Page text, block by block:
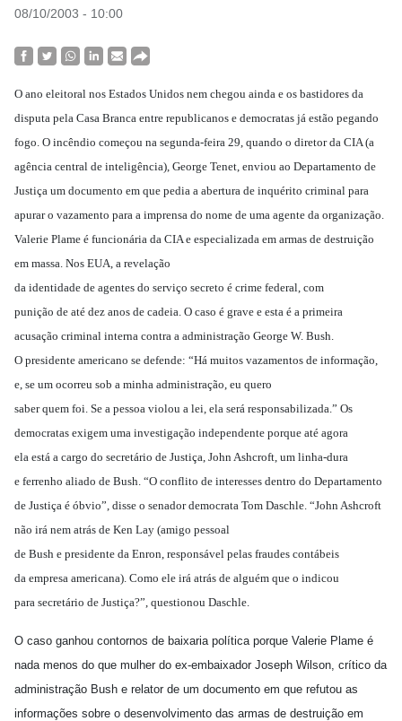
08/10/2003 - 10:00
O ano eleitoral nos Estados Unidos nem chegou ainda e os bastidores da
disputa pela Casa Branca entre republicanos e democratas já estão pegando
fogo. O incêndio começou na segunda-feira 29, quando o diretor da CIA (a
agência central de inteligência), George Tenet, enviou ao Departamento de
Justiça um documento em que pedia a abertura de inquérito criminal para
apurar o vazamento para a imprensa do nome de uma agente da organização.
Valerie Plame é funcionária da CIA e especializada em armas de destruição
em massa. Nos EUA, a revelação
da identidade de agentes do serviço secreto é crime federal, com
punição de até dez anos de cadeia. O caso é grave e esta é a primeira
acusação criminal interna contra a administração George W. Bush.
O presidente americano se defende: “Há muitos vazamentos de informação,
e, se um ocorreu sob a minha administração, eu quero
saber quem foi. Se a pessoa violou a lei, ela será responsabilizada.” Os
democratas exigem uma investigação independente porque até agora
ela está a cargo do secretário de Justiça, John Ashcroft, um linha-dura
e ferrenho aliado de Bush. “O conflito de interesses dentro do Departamento
de Justiça é óbvio”, disse o senador democrata Tom Daschle. “John Ashcroft
não irá nem atrás de Ken Lay (amigo pessoal
de Bush e presidente da Enron, responsável pelas fraudes contábeis
da empresa americana). Como ele irá atrás de alguém que o indicou
para secretário de Justiça?”, questionou Daschle.
O caso ganhou contornos de baixaria política porque Valerie Plame é
nada menos do que mulher do ex-embaixador Joseph Wilson, crítico da
administração Bush e relator de um documento em que refutou as
informações sobre o desenvolvimento das armas de destruição em